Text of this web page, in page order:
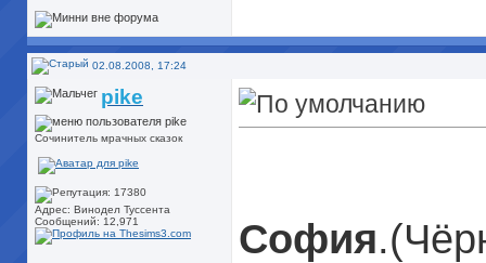
02.08.2008, 17:24
pike
Сочинитель мрачных сказок
Адрес: Винодел Туссента
Сообщений: 12,971
София